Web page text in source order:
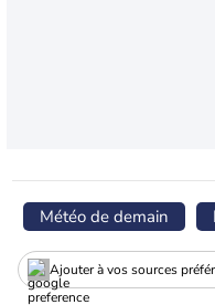
Météo de demain
Ajouter à vos sources